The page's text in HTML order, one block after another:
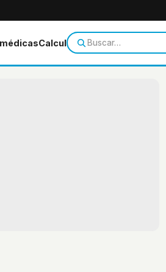
CalculadorasTemas de salud